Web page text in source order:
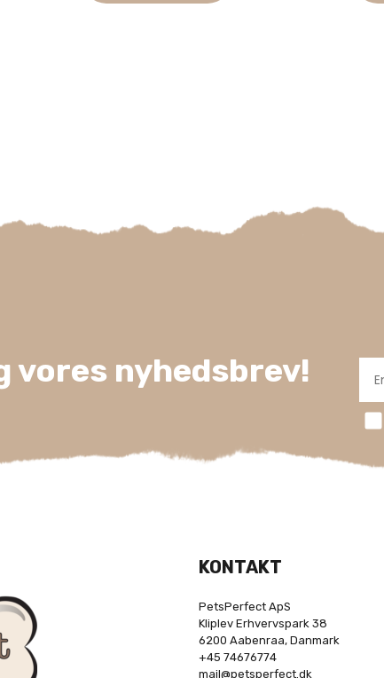
varesiden
vores nyhedsbrev!
KONTAKT
PetsPerfect ApS
Kliplev Erhvervspark 38
6200 Aabenraa, Danmark
+45 74676774
mail@petsperfect.dk